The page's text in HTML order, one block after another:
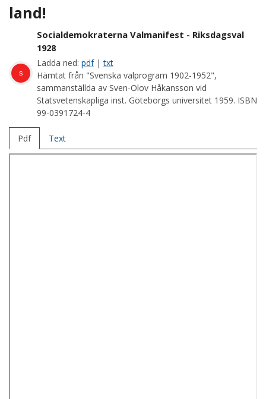
land!
s
Socialdemokraterna Valmanifest - Riksdagsval
1928
Ladda ned: pdf|txt
Hämtat från "Svenska valprogram 1902-1952",
sammanställda av Sven-Olov Håkansson vid
Statsvetenskapliga inst. Göteborgs universitet 1959. ISBN
99-0391724-4
Pdf Text